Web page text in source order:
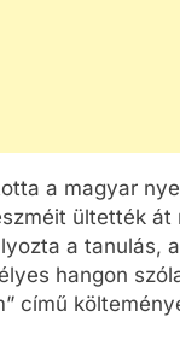
a magyar
ültették át
a tanulás,
hangon
című